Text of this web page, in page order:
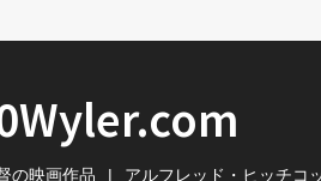
の映画作品 アルフレッド・ヒッチコ